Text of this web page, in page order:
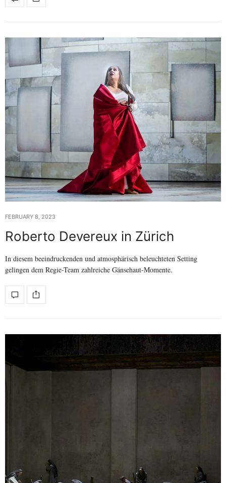
FEBRUARY 8, 2023
Roberto Devereux in Zürich
In diesem beeindruckenden und atmosphärisch beleuchteten Setting
gelingen dem Regie-Team zahlreiche Gänsehaut-Momente.